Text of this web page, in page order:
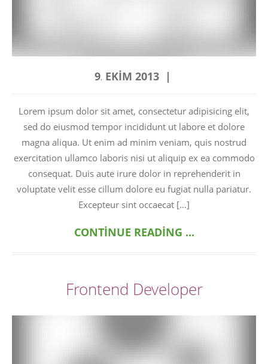
9. EKIM 2013
Lorem ipsum dolor sit amet, consectetur adipisicing elit,
sed do eiusmod tempor incididunt ut labore et dolore
magna aliqua. Ut enim ad minim veniam, quis nostrud
exercitation ullamco laboris nisi ut aliquip ex ea commodo
consequat. Duis aute irure dolor in reprehenderit in
voluptate velit esse cillum dolore eu fugiat nulla pariatur.
Excepteur sint occaecat […]
CONTINUE READING ...
Frontend Developer